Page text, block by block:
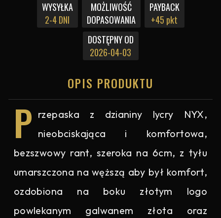
WYSYŁKA
2-4 DNI
MOŻLIWOŚĆ
DOPASOWANIA
PAYBACK
+45 pkt
DOSTĘPNY OD
2026-04-03
OPIS PRODUKTU
P rzepaska z dzianiny lycry NYX,
nieobciskająca i komfortowa,
bezszwowy rant, szeroka na 6cm, z tyłu
umarszczona na węższą aby był komfort,
ozdobiona na boku złotym logo
powlekanym galwanem złota oraz